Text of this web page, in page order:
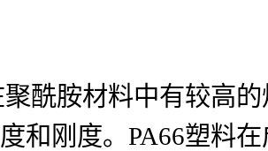
聚酰胺材料中有较高
和刚度。PA66塑料